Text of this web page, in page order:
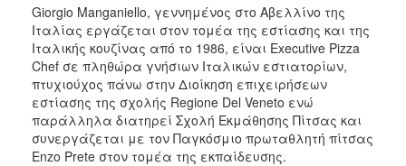
Giorgio Manganiello, γεννημένος στο Αβελλίνο της
Ιταλίας εργάζεται στον τομέα της εστίασης και της
Ιταλικής κουζίνας από το 1986, είναι Executive Pizza
Chef σε πληθώρα γνήσιων Ιταλικών εστιατορίων,
πτυχιούχος πάνω στην Διοίκηση επιχειρήσεων
εστίασης της σχολής Regione Del Veneto ενώ
παράλληλα διατηρεί Σχολή Εκμάθησης Πίτσας και
συνεργάζεται με τον Παγκόσμιο πρωταθλητή πίτσας
Enzo Prete στον τομέα της εκπαίδευσης.